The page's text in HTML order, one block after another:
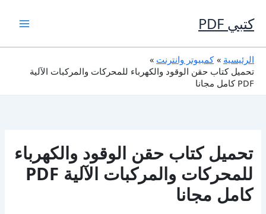
إلى
المحتوى
كتبي PDF
الرئيسية
كمبيوتر وانترنت
تحميل كتاب حقن الوقود والكهرباء للمحركات والمركبات الآلية
PDF كامل مجانا
تحميل كتاب حقن الوقود والكهرباء
للمحركات والمركبات الآلية PDF
كامل مجانا